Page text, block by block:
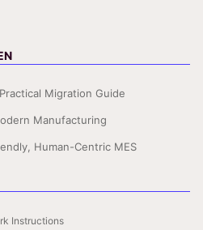
Migration Guide
Manufacturing
Human-Centric MES
Instructions